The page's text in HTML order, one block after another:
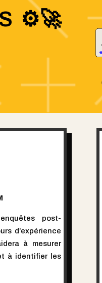
⚙️🚀
post-
d’expérience
à mesurer
à identifier les